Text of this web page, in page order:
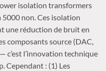
isolation transformers
5000 non. Ces isolation
une réduction de bruit en
composants source (DAC,
c’est l’innovation technique
Cependant : (1) Les